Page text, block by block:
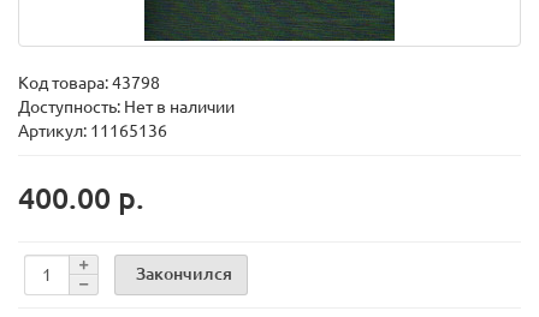
Код товара:43798
Доступность: Нет в наличии
Артикул: 11165136
400.00 р.
Закончился